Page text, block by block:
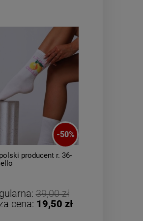
zł
-50%
producent r. 36-
39,00 zł
cena: 19,50 zł